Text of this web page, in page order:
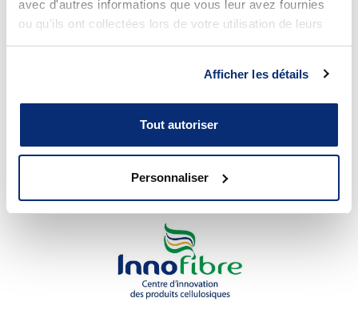
avec d'autres informations que vous leur avez fournies
ou qu'ils ont collectées lors de votre utilisation de leurs
services.
Afficher les détails
Tout autoriser
Personnaliser
Nos centres de transfert de
technologie